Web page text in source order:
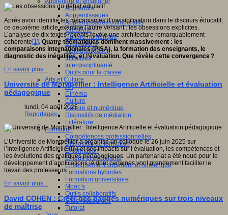
Apprendre
Apprentissages
Apprentissages collaboratifs
Créativité
Culture numérique
Evaluations
Individualisation
Initiatives
Interdisciplinarité
Outils pour la classe
Arts et Culture
Art
Cinéma
Culture
Culture et numérique
Dispositifs de médiation
Littérature
Formation
Compétences professionnelles
Dispositifs de formation
E- formation
Enjeux et évolutions
Enseignement supérieur et numérique
Formations hybrides
Formation universitaire
Mooc’s
Outils collaboratifs
Sites ressources
Tutorat
Après avoir identifié les mécanismes d’invisibilisation dans le discours éducatif,
ce deuxième article examine l’autre versant : les obsessions explicites.
L’analyse de dix textes récents révèle une architecture remarquablement
cohérente [1]. Quatre thématiques dominent massivement : les
comparaisons internationales (PISA), la formation des enseignants, le
diagnostic des inégalités, et l’évaluation. Que révèle cette convergence ?
En savoir plus...
Université de Montpellier : Intelligence Artificielle et évaluation
pédagogique
lundi, 04 août 2025
Reportages
L’Université de Montpellier a organisé un colloque le 26 juin 2025 sur
l’Intelligence Artificielle (IA) et ses impacts sur l’évaluation, les compétences et
les évolutions des pratiques pédagogiques. Un partenariat a été noué pour le
développement d’applications IA dont certaines vont grandement faciliter le
travail des professeurs.
En savoir plus...
David COHEN : Créer des badges numériques sur trois niveaux
de maîtrise